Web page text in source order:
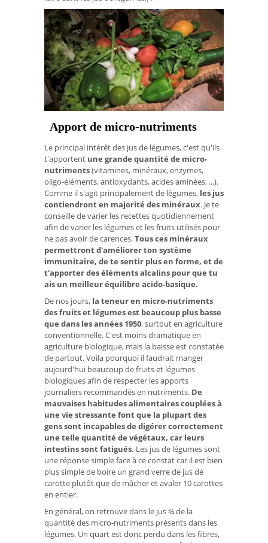
Apport de micro-nutriments
Le principal intérêt des jus de légumes, c'est qu'ils
t'apportent une grande quantité de micro-
nutriments(vitamines, minéraux, enzymes,
oligo-éléments, antioxydants, acides aminées, ...).
Comme il s'agit principalement de légumes, les jus
contiendront en majorité des minéraux. Je te
conseille de varier les recettes quotidiennement
afin de varier les légumes et les fruits utilisés pour
ne pas avoir de carences.Tous ces minéraux
permettront d'améliorer ton système
immunitaire, de te sentir plus en forme, et de
t'apporter des éléments alcalins pour que tu
ais un meilleur équilibre acido-basique.
De nos jours, la teneur en micro-nutriments
des fruits et légumes est beaucoup plus basse
que dans les années 1950, surtout en agriculture
conventionnelle. C'est moins dramatique en
agriculture biologique, mais la baisse est constatée
de partout. Voila pourquoi il faudrait manger
aujourd'hui beaucoup de fruits et légumes
biologiques afin de respecter les apports
journaliers recommandés en nutriments. De
mauvaises habitudes alimentaires couplées à
une vie stressante font que la plupart des
gens sont incapables de digérer correctement
une telle quantité de végétaux, car leurs
intestins sont fatigués. Les jus de légumes sont
une réponse simple face à ce constat car il est bien
plus simple de boire un grand verre de jus de
carotte plutôt que de mâcher et avaler 10 carottes
en entier.
En général, on retrouve dans le jus ¾ de la
quantité des micro-nutriments présents dans les
légumes. Un quart est donc perdu dans les fibres,